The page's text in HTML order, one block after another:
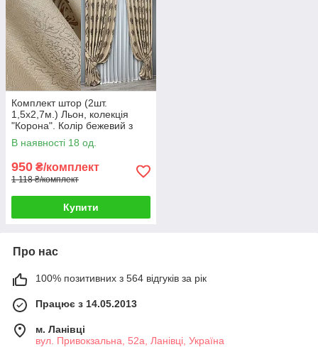
Комплект штор (2шт.
1,5х2,7м.) Льон, колекція
"Корона". Колір бежевий з
коричневим. Код 2059ш 33-
1058
В наявності 18 од.
950 ₴/комплект
1 118 ₴/комплект
Купити
Про нас
100% позитивних з 564 відгуків за рік
Працює з 14.05.2013
м. Ланівці
вул. Привокзальна, 52а, Ланівці, Україна